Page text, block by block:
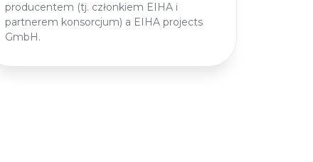
producentem (tj. członkiem EIHA i
partnerem konsorcjum) a EIHA projects
GmbH.